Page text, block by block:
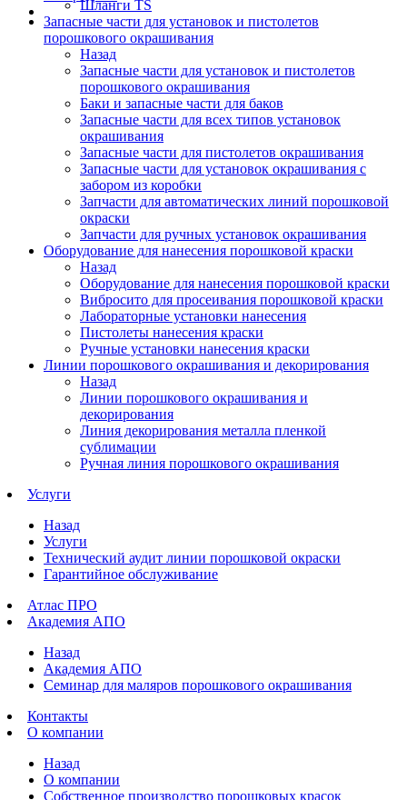
Шланги TS
Запасные части для установок и пистолетов
порошкового окрашивания
Назад
Запасные части для установок и пистолетов
порошкового окрашивания
Баки и запасные части для баков
Запасные части для всех типов установок
окрашивания
Запасные части для пистолетов окрашивания
Запасные части для установок окрашивания с
забором из коробки
Запчасти для автоматических линий порошковой
окраски
Запчасти для ручных установок окрашивания
Оборудование для нанесения порошковой краски
Назад
Оборудование для нанесения порошковой краски
Вибросито для просеивания порошковой краски
Лабораторные установки нанесения
Пистолеты нанесения краски
Ручные установки нанесения краски
Линии порошкового окрашивания и декорирования
Назад
Линии порошкового окрашивания и
декорирования
Линия декорирования металла пленкой
сублимации
Ручная линия порошкового окрашивания
Услуги
Назад
Услуги
Технический аудит линии порошковой окраски
Гарантийное обслуживание
Атлас ПРО
Академия АПО
Назад
Академия АПО
Семинар для маляров порошкового окрашивания
Контакты
О компании
Назад
О компании
Собственное производство порошковых красок